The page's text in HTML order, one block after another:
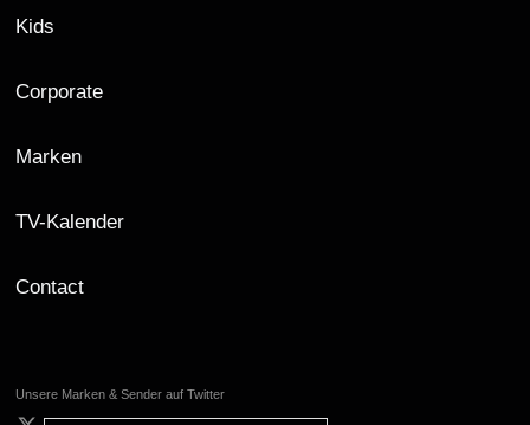
Kids
Corporate
Marken
TV-Kalender
Contact
Unsere Marken & Sender auf Twitter